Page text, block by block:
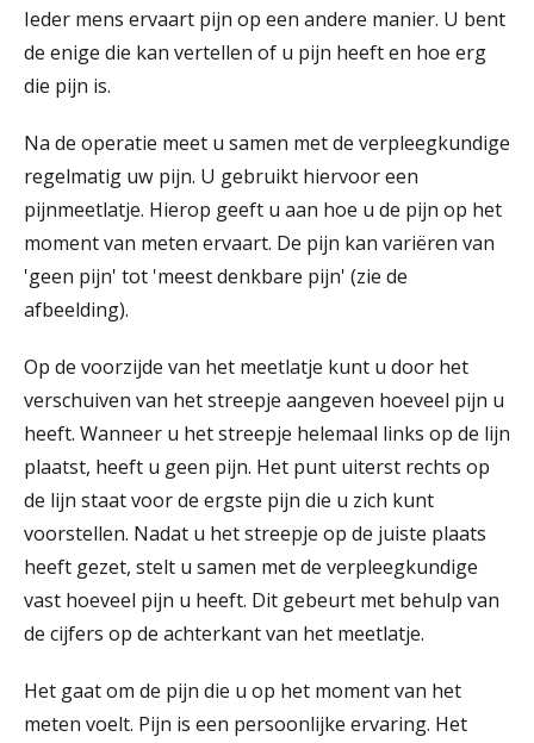
Ieder mens ervaart pijn op een andere manier. U bent
de enige die kan vertellen of u pijn heeft en hoe erg
die pijn is.
Na de operatie meet u samen met de verpleegkundige
regelmatig uw pijn. U gebruikt hiervoor een
pijnmeetlatje. Hierop geeft u aan hoe u de pijn op het
moment van meten ervaart. De pijn kan variëren van
'geen pijn' tot 'meest denkbare pijn' (zie de
afbeelding).
Op de voorzijde van het meetlatje kunt u door het
verschuiven van het streepje aangeven hoeveel pijn u
heeft. Wanneer u het streepje helemaal links op de lijn
plaatst, heeft u geen pijn. Het punt uiterst rechts op
de lijn staat voor de ergste pijn die u zich kunt
voorstellen. Nadat u het streepje op de juiste plaats
heeft gezet, stelt u samen met de verpleegkundige
vast hoeveel pijn u heeft. Dit gebeurt met behulp van
de cijfers op de achterkant van het meetlatje.
Het gaat om de pijn die u op het moment van het
meten voelt. Pijn is een persoonlijke ervaring. Het